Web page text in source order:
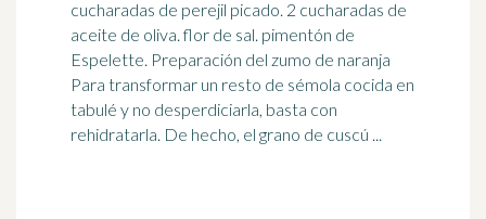
cucharadas de perejil picado. 2 cucharadas de
aceite de oliva. flor de sal. pimentón de
Espelette. Preparación del zumo de naranja
Para transformar un resto de sémola cocida en
tabulé y no desperdiciarla, basta con
rehidratarla. De hecho, el grano de cuscú ...